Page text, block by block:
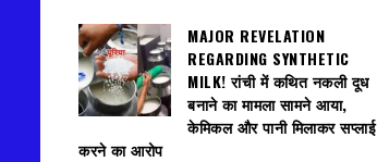
MAJOR REVELATION
REGARDING SYNTHETIC
MILK! रांची में कथित नकली दूध
बनाने का मामला सामने आया,
केमिकल और पानी मिलाकर सप्लाई
करने का आरोप